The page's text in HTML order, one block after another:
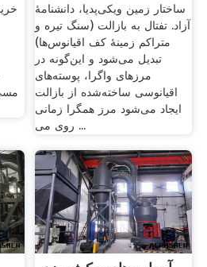
ساختار زمین ویکی‌پدیا، دانشنامهٔ
آزاد. تفتال به بازالت (سنگ تیره و
متراکم زمینهٔ کف اقیانوس‌ها)
تبدیل می‌شود و این‌گونه در
مرزهای واگرا، پوسته‌های
اقیانوسی ساخته‌شده از بازالت
ایجاد می‌شود مرز همگرا زمانی
روی می ...